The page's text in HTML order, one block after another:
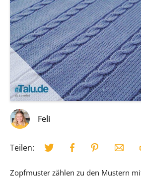
Feli
Teilen:
Zopfmuster zählen zu den Mustern